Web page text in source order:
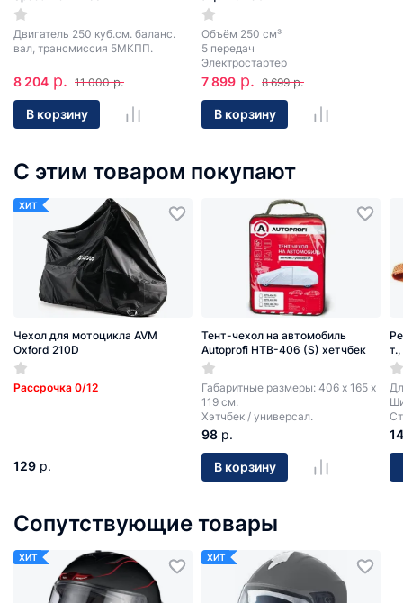
Двигатель 250 куб.см. баланс.
вал, трансмиссия 5МКПП.
8 204 р. 11 000 р.
В корзину
Объём 250 см³
5 передач
Электростартер
7 899 р. 8 699 р.
В корзину
С этим товаром покупают
ХИТ
Чехол для мотоцикла AVM
Oxford 210D
Рассрочка 0/12
129 р.
Тент-чехол на автомобиль
Autoprofi HTB-406 (S) хетчбек
Габаритные размеры: 406 х 165 х
119 см.
Хэтчбек / универсал.
98 р.
В корзину
14
Сопутствующие товары
ХИТ ХИТ